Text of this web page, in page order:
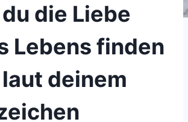
die Liebe
Lebens finden
deinem